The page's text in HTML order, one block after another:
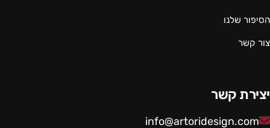
הסיפור שלנו
צור קשר
יצירת קשר
info@artoridesign.com